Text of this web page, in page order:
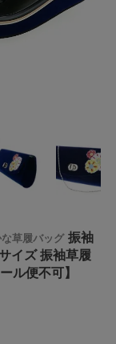
草履バッグ 振袖
イズ 振袖草履
ル便不可】